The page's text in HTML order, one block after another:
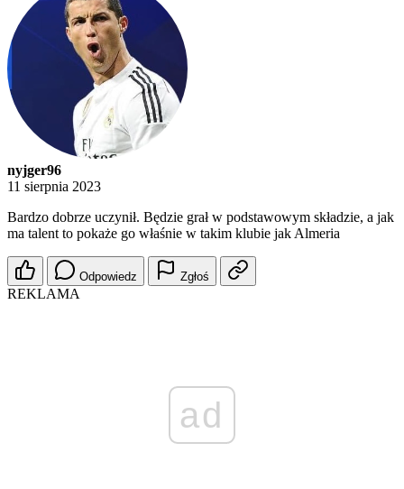
nyjger96
11 sierpnia 2023
Bardzo dobrze uczynił. Będzie grał w podstawowym składzie, a jak
ma talent to pokaże go właśnie w takim klubie jak Almeria
Odpowiedz Zgłoś
REKLAMA
ad